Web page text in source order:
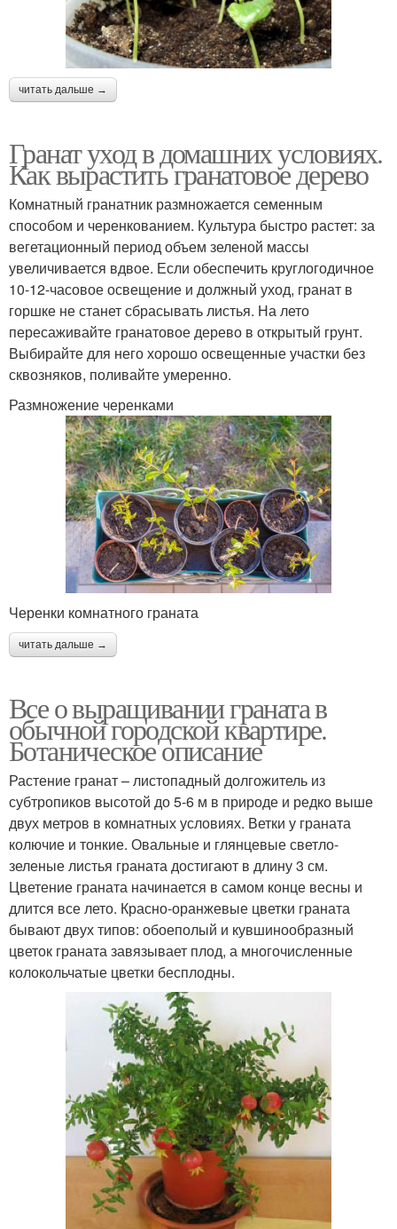
читать дальше →
Гранат уход в домашних условиях.
Как вырастить гранатовое дерево
Комнатный гранатник размножается семенным
способом и черенкованием. Культура быстро растет: за
вегетационный период объем зеленой массы
увеличивается вдвое. Если обеспечить круглогодичное
10-12-часовое освещение и должный уход, гранат в
горшке не станет сбрасывать листья. На лето
пересаживайте гранатовое дерево в открытый грунт.
Выбирайте для него хорошо освещенные участки без
сквозняков, поливайте умеренно.
Размножение черенками
Черенки комнатного граната
читать дальше →
Все о выращивании граната в
обычной городской квартире.
Ботаническое описание
Растение гранат – листопадный долгожитель из
субтропиков высотой до 5-6 м в природе и редко выше
двух метров в комнатных условиях. Ветки у граната
колючие и тонкие. Овальные и глянцевые светло-
зеленые листья граната достигают в длину 3 см.
Цветение граната начинается в самом конце весны и
длится все лето. Красно-оранжевые цветки граната
бывают двух типов: обоеполый и кувшинообразный
цветок граната завязывает плод, а многочисленные
колокольчатые цветки бесплодны.